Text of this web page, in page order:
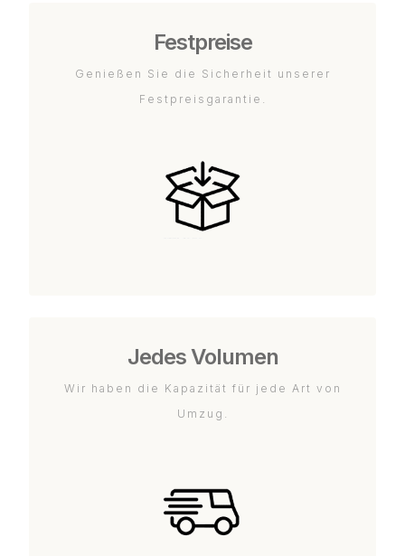
Festpreise
Genießen Sie die Sicherheit unserer
Festpreisgarantie.
Jedes Volumen
Wir haben die Kapazität für jede Art von
Umzug.